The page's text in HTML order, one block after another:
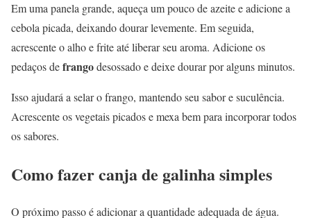
Em uma panela grande, aqueça um pouco de azeite e adicione a
cebola picada, deixando dourar levemente. Em seguida,
acrescente o alho e frite até liberar seu aroma. Adicione os
pedaços defrangodesossado e deixe dourar por alguns minutos.
Isso ajudará a selar o frango, mantendo seu sabor e suculência.
Acrescente os vegetais picados e mexa bem para incorporar todos
os sabores.
Como fazer canja de galinha simples
O próximo passo é adicionar a quantidade adequada de água.